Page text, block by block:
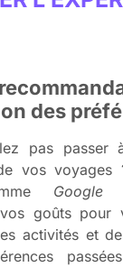
des
pas passer
vos voyages
Google
goûts pour
activités et